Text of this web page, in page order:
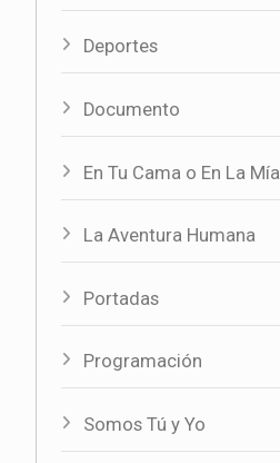
Deportes
Documento
En Tu Cama o En La Mía
La Aventura Humana
Portadas
Programación
Somos Tú y Yo